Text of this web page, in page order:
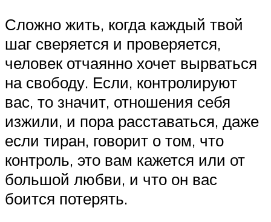
Сложно жить, когда каждый твой
шаг сверяется и проверяется,
человек отчаянно хочет вырваться
на свободу. Если, контролируют
вас, то значит, отношения себя
изжили, и пора расставаться, даже
если тиран, говорит о том, что
контроль, это вам кажется или от
большой любви, и что он вас
боится потерять.